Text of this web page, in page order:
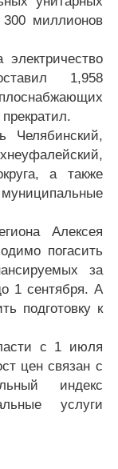
миллионов
1,958
Челябинский,
а также
Алексея
погасить
за
1 сентября. А
подготовку к
с 1 июля
цен связан с
индекс
услуги